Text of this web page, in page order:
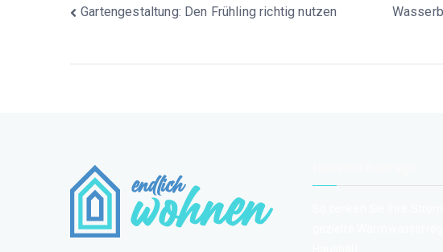
Beitragsnavigation
Gartengestaltung: Den Frühling richtig nutzen